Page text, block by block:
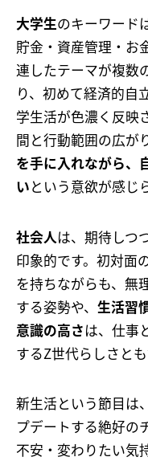
大学生のキーワード
貯金・資産管理・お
連したテーマが複数
り、初めて経済的自
学生活が色濃く反映
間と行動範囲の広が
を手に入れながら、
いという意欲が感じ
社会人は、期待しつ
印象的です。初対面
を持ちながらも、無
する姿勢や、 生活習
意識の高さは、仕事
するZ世代らしさとも
新生活という節目は
プデートする絶好の
不安・変わりたい気